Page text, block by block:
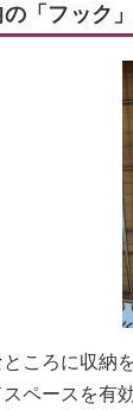
「フック
ころに収納
ペースを有